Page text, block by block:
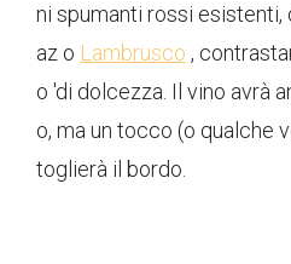
ni spumanti rossi
az o Lambrusco ,
o 'di dolcezza. Il vino avrà
o, ma un tocco (o qualche
toglierà il bordo.